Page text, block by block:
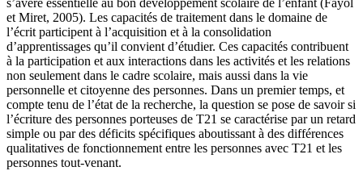
s’avère essentielle au bon développement scolaire de l’enfant (Fayol
et Miret, 2005). Les capacités de traitement dans le domaine de
l’écrit participent à l’acquisition et à la consolidation
d’apprentissages qu’il convient d’étudier. Ces capacités contribuent
à la participation et aux interactions dans les activités et les relations
non seulement dans le cadre scolaire, mais aussi dans la vie
personnelle et citoyenne des personnes. Dans un premier temps, et
compte tenu de l’état de la recherche, la question se pose de savoir si
l’écriture des personnes porteuses de T21 se caractérise par un retard
simple ou par des déficits spécifiques aboutissant à des différences
qualitatives de fonctionnement entre les personnes avec T21 et les
personnes tout-venant.